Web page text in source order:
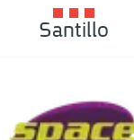
Santillo